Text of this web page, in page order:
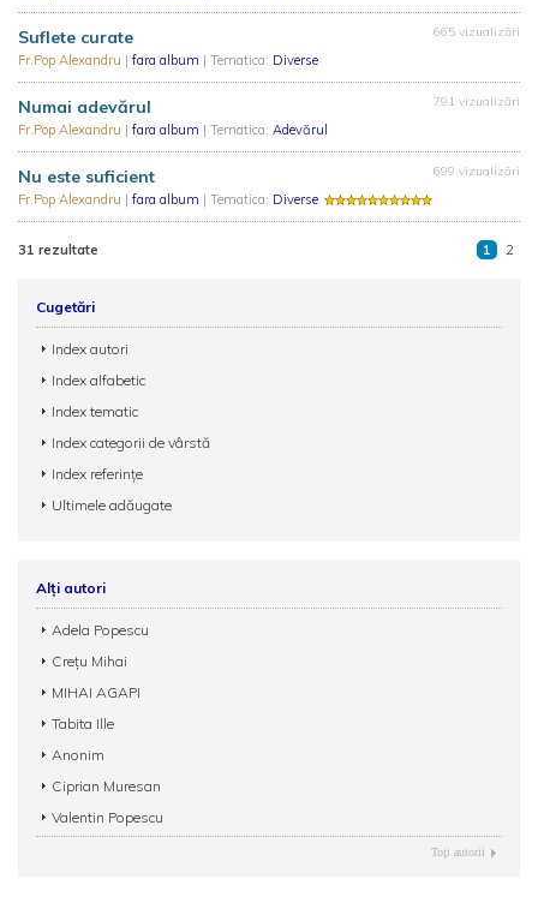
Suflete curate
Fr.Pop Alexandru | fara album | Tematica: Diverse
665 vizualizări
Numai adevărul
Fr.Pop Alexandru | fara album | Tematica: Adevărul
791 vizualizări
Nu este suficient
Fr.Pop Alexandru | fara album | Tematica: Diverse
699 vizualizări
31 rezultate 1 2
Cugetări
Index autori
Index alfabetic
Index tematic
Index categorii de vârstă
Index referințe
Ultimele adăugate
Alți autori
Adela Popescu
Crețu Mihai
MIHAI AGAPI
Tabita Ille
Anonim
Ciprian Muresan
Valentin Popescu
Toţi autorii